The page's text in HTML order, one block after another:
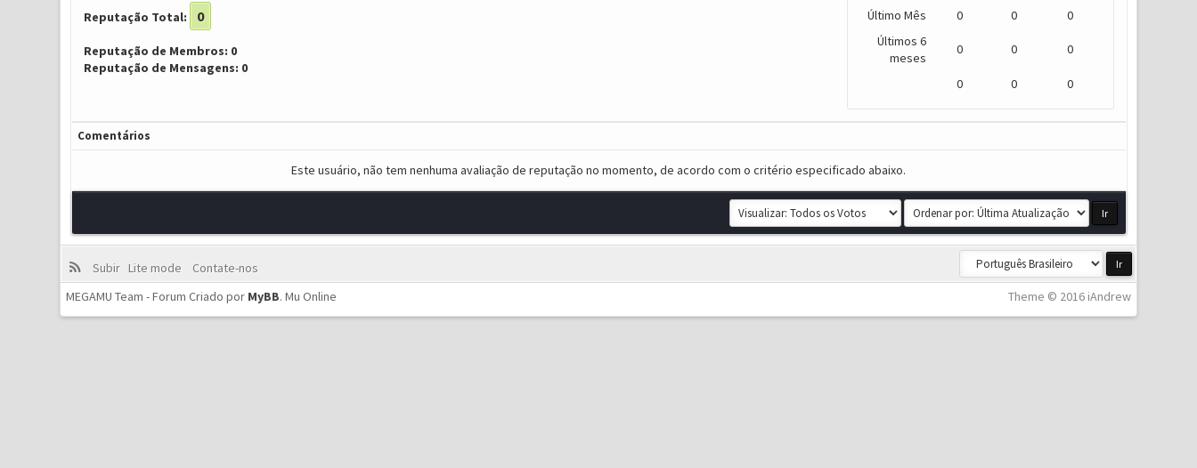
Reputação Total: 0
Reputação de Membros: 0
Reputação de Mensagens: 0
Último Mês 0 0
0
Últimos 6
meses
0 0 0
0 0 0
Comentários
Este usuário, não tem nenhuma avaliação de reputação no momento, de acordo com o critério especificado abaixo.
Subir Lite mode
Contate-nos
Theme © 2016 iAndrew
MEGAMU Team - Forum Criado por MyBB.Mu Online